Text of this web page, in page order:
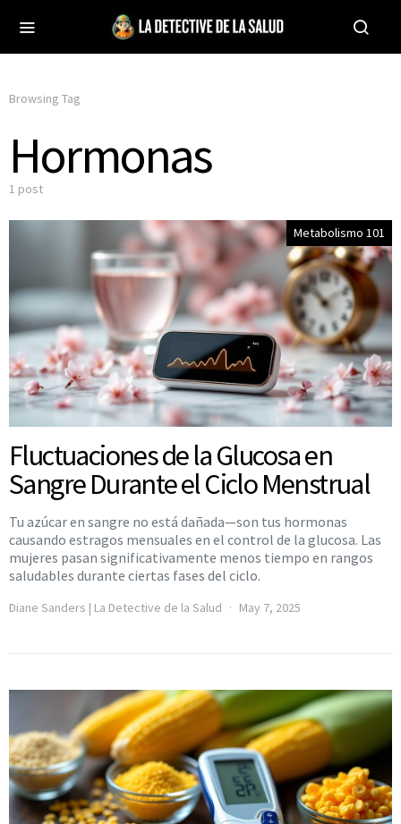
Browsing Tag
Hormonas
1 post
Metabolismo 101
Fluctuaciones de la Glucosa en
Sangre Durante el Ciclo Menstrual
Tu azúcar en sangre no está dañada—son tus hormonas
causando estragos mensuales en el control de la glucosa. Las
mujeres pasan significativamente menos tiempo en rangos
saludables durante ciertas fases del ciclo.
Diane Sanders | La Detective de la Salud May 7, 2025